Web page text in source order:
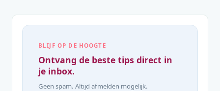
BLIJF OP DE HOOGTE
Ontvang de beste tips direct in
je inbox.
Geen spam. Altijd afmelden mogelijk.